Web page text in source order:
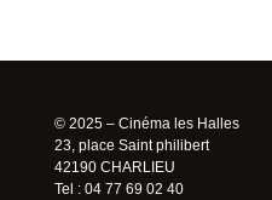
© 2025 – Cinéma les Halles
23, place Saint philibert
42190 CHARLIEU
Tel : 04 77 69 02 40